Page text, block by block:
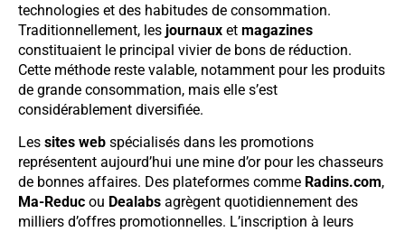
technologies et des habitudes de consommation.
Traditionnellement, les journaux et magazines
constituaient le principal vivier de bons de réduction.
Cette méthode reste valable, notamment pour les produits
de grande consommation, mais elle s’est
considérablement diversifiée.
Les sites web spécialisés dans les promotions
représentent aujourd’hui une mine d’or pour les chasseurs
de bonnes affaires. Des plateformes comme Radins.com,
Ma-Reduc ou Dealabs agrègent quotidiennement des
milliers d’offres promotionnelles. L’inscription à leurs